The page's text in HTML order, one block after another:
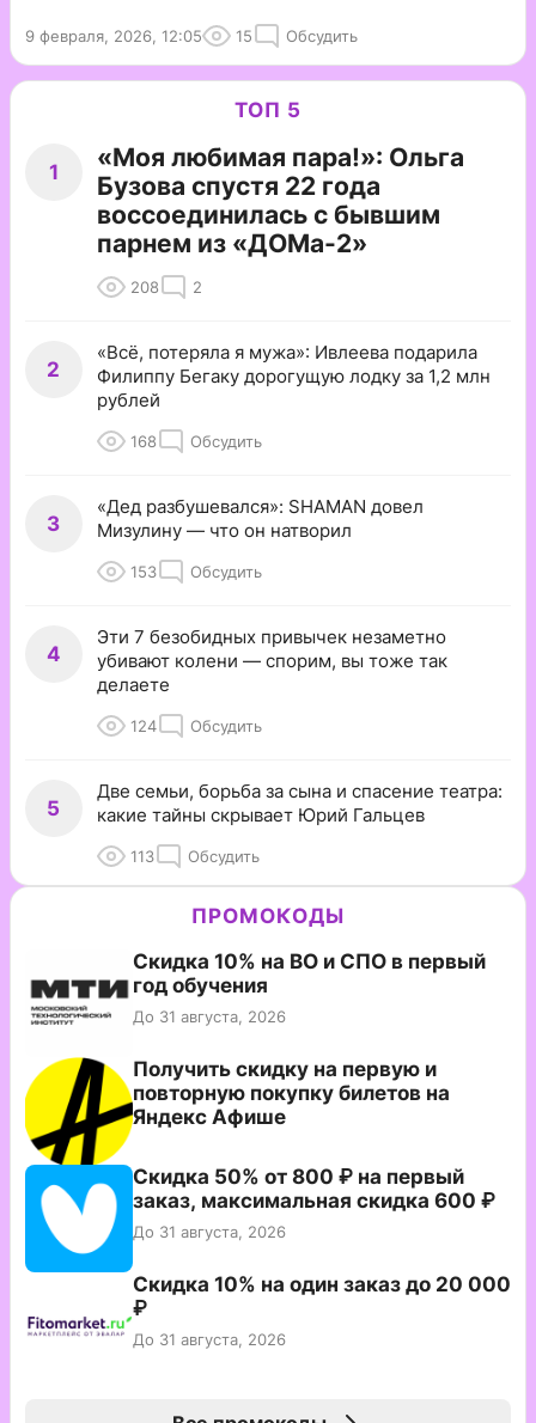
9 февраля, 2026, 12:05 15 Обсудить
ТОП 5
1
«Моя любимая пара!»: Ольга
Бузова спустя 22 года
воссоединилась с бывшим
парнем из «ДОМа-2»
208 2
2
«Всё, потеряла я мужа»: Ивлеева подарила
Филиппу Бегаку дорогущую лодку за 1,2 млн
рублей
168 Обсудить
3
«Дед разбушевался»: SHAMAN довел
Мизулину — что он натворил
153 Обсудить
4
Эти 7 безобидных привычек незаметно
убивают колени — спорим, вы тоже так
делаете
124 Обсудить
5
Две семьи, борьба за сына и спасение театра:
какие тайны скрывает Юрий Гальцев
113 Обсудить
ПРОМОКОДЫ
Скидка 10% на ВО и СПО в первый
год обучения
До 31 августа, 2026
Получить скидку на первую и
повторную покупку билетов на
Яндекс Афише
Скидка 50% от 800 ₽ на первый
заказ, максимальная скидка 600 ₽
До 31 августа, 2026
Скидка 10% на один заказ до 20 000
₽
До 31 августа, 2026